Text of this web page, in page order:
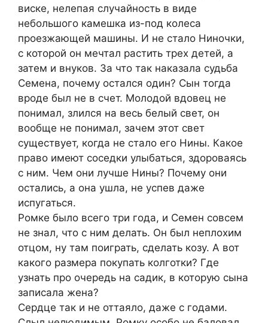
виске, нелепая случайность в виде
небольшого камешка из-под колеса
проезжающей машины. И не стало Ниночки,
с которой он мечтал растить трех детей, а
затем и внуков. За что так наказала судьба
Семена, почему остался один? Сын тогда
вроде был не в счет. Молодой вдовец не
понимал, злился на весь белый свет, он
вообще не понимал, зачем этот свет
существует, когда не стало его Нины. Какое
право имеют соседки улыбаться, здороваясь
с ним. Чем они лучше Нины? Почему они
остались, а она ушла, не успев даже
испугаться.
Ромке было всего три года, и Семен совсем
не знал, что с ним делать. Он был неплохим
отцом, ну там поиграть, сделать козу. А вот
какого размера покупать колготки? Где
узнать про очередь на садик, в которую сына
записала жена?
Сердце так и не оттаяло, даже с годами.